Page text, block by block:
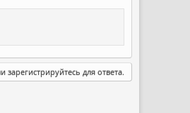
зарегистрируйтесь для ответа.